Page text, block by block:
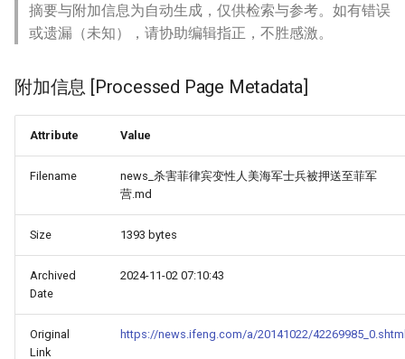
摘要与附加信息为自动生成，仅供检索与参考。如有错误
或遗漏（未知），请协助编辑指正，不胜感激。
附加信息 [Processed Page Metadata]
Attribute Value
Filename
news_杀害菲律宾变性人美海军士兵被押送至菲军
营.md
Size 1393 bytes
Archived
Date
2024-11-02 07:10:43
Original
Link
https://news.ifeng.com/a/20141022/